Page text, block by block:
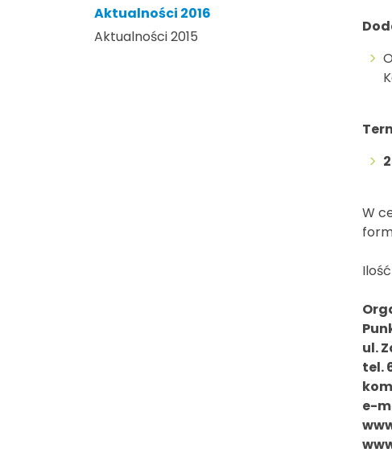
Aktualności 2016
Aktualności 2015
W
ul.
tel.
e-